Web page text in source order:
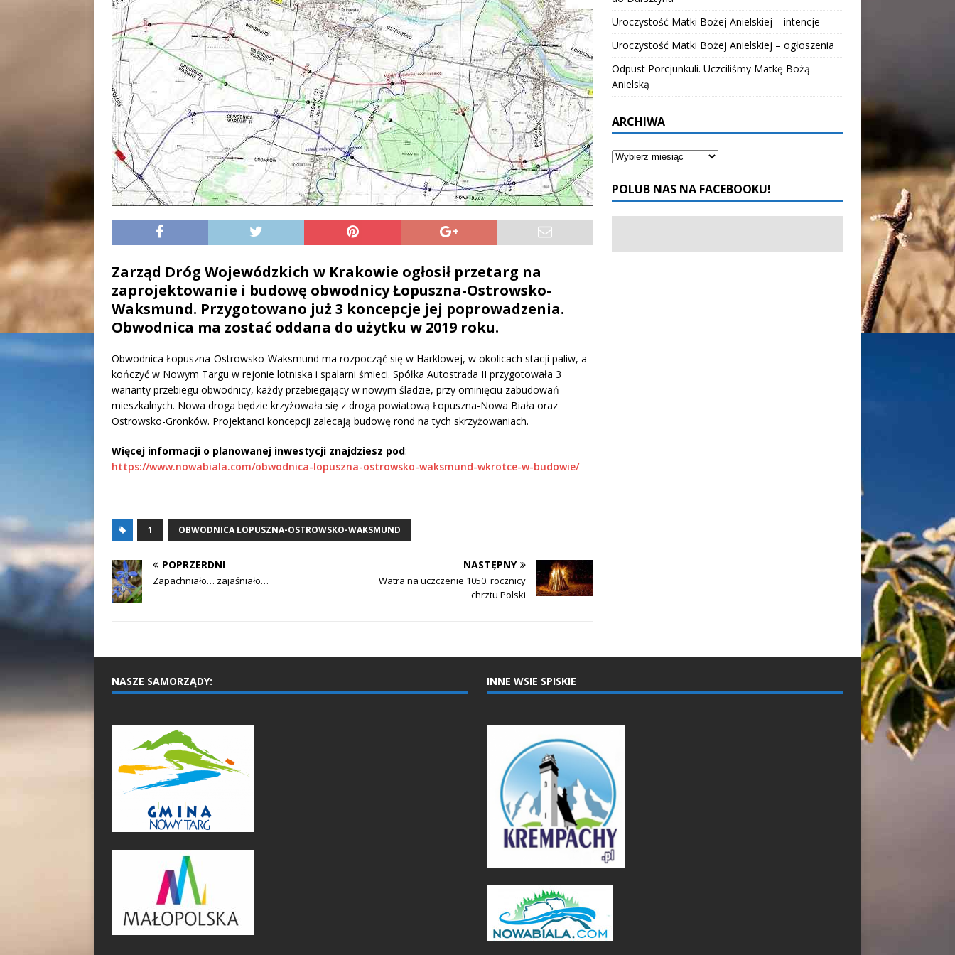
Zarząd Dróg Wojewódzkich w Krakowie ogłosił przetarg na
zaprojektowanie i budowę obwodnicy Łopuszna-Ostrowsko-
Waksmund. Przygotowano już 3 koncepcje jej poprowadzenia.
Obwodnica ma zostać oddana do użytku w 2019 roku.
Obwodnica Łopuszna-Ostrowsko-Waksmund ma rozpocząć się w Harklowej, w okolicach stacji paliw, a
kończyć w Nowym Targu w rejonie lotniska i spalarni śmieci. Spółka Autostrada II przygotowała 3
warianty przebiegu obwodnicy, każdy przebiegający w nowym śladzie, przy ominięciu zabudowań
mieszkalnych. Nowa droga będzie krzyżowała się z drogą powiatową Łopuszna-Nowa Biała oraz
Ostrowsko-Gronków. Projektanci koncepcji zalecają budowę rond na tych skrzyżowaniach.
Więcej informacji o planowanej inwestycji znajdziesz pod:
https://www.nowabiala.com/obwodnica-lopuszna-ostrowsko-waksmund-wkrotce-w-budowie/
1 OBWODNICA ŁOPUSZNA-OSTROWSKO-WAKSMUND
POPRZERDNI
Zapachniało… zajaśniało…
NASTĘPNY
Watra na uczczenie 1050. rocznicy
chrztu Polski
Uroczystość Matki Bożej Anielskiej – intencje
Uroczystość Matki Bożej Anielskiej – ogłoszenia
Odpust Porcjunkuli. Uczciliśmy Matkę Bożą
Anielską
ARCHIWA
POLUB NAS NA FACEBOOKU!
NASZE SAMORZĄDY: INNE WSIE SPISKIE